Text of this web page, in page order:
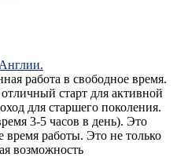
работа в свободное время.
старт для активной
для старшего поколения.
3-5 часов в день). Это
время работы. Это не только
возможность